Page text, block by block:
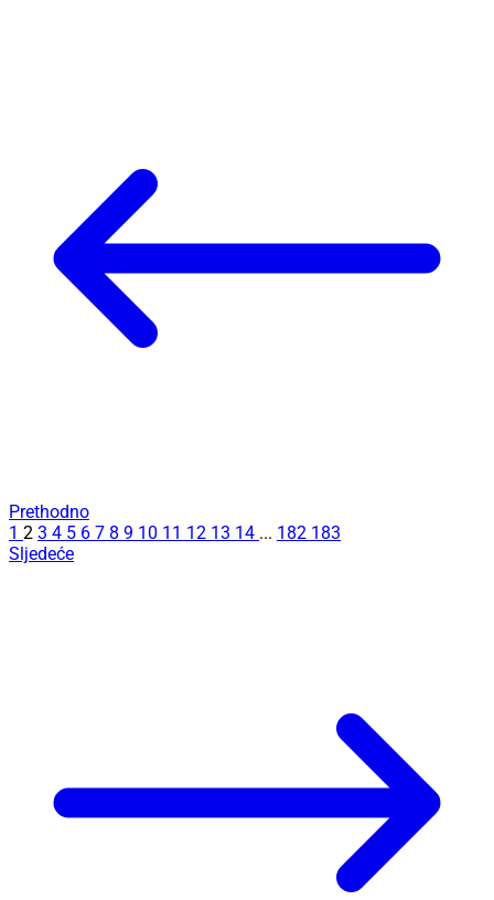
Prethodno
1 2 3 4 5 6 7 8 9 10 11 12 13 14 ... 182 183
Sljedeće